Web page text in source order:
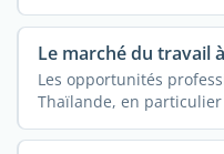
Le marché du travail
Les opportunités
Thaïlande, en particulier